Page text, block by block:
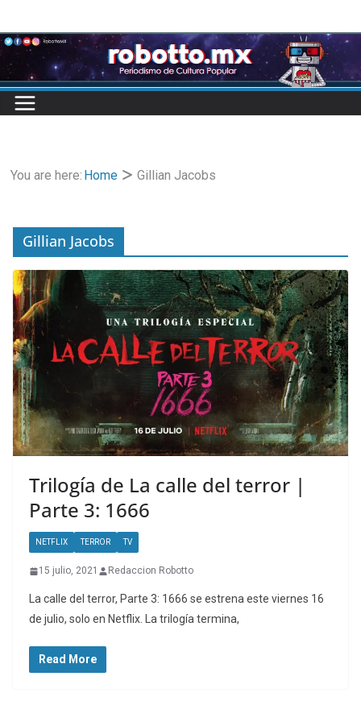
to
content
You are here: Home Gillian Jacobs
Gillian Jacobs
Trilogía de La calle del terror |
Parte 3: 1666
NETFLIX TERROR TV
15 julio, 2021 Redaccion Robotto
La calle del terror, Parte 3: 1666 se estrena este viernes 16
de julio, solo en Netflix. La trilogía termina,
Read More